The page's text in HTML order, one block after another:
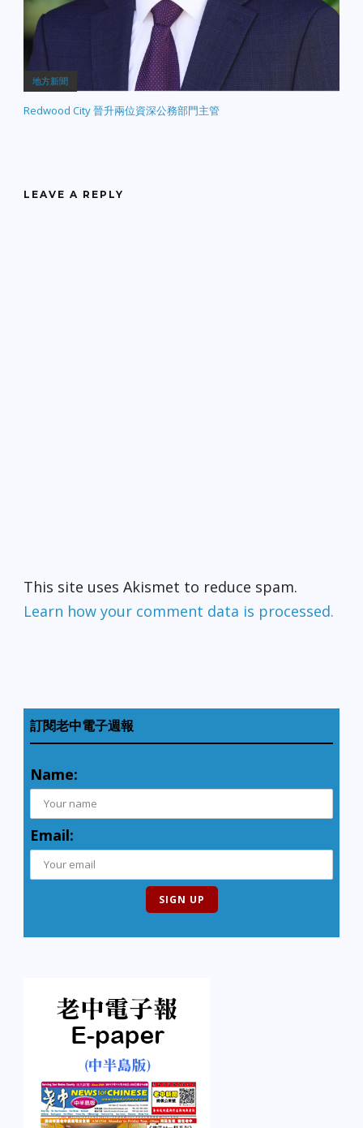
地方新聞
Redwood City 晉升兩位資深公務部門主管
LEAVE A REPLY
This site uses Akismet to reduce spam.
Learn how your comment data is processed.
訂閱老中電子週報
Name:
Email: